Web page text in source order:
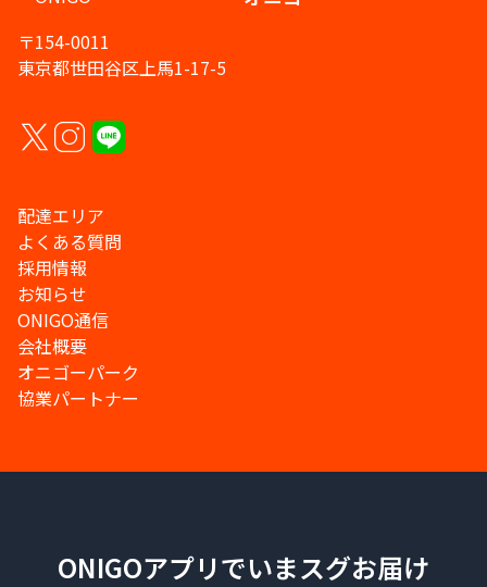
〒154-0011
東京都世田谷区上馬1-17-5
配達エリア
よくある質問
採用情報
お知らせ
ONIGO通信
会社概要
オニゴーパーク
協業パートナー
ONIGOアプリでいまスグお届け